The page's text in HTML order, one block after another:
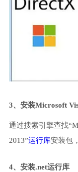
3、安装Microsoft
通过搜索引擎查找
2013”运行库安装包
4、安装.net运行库